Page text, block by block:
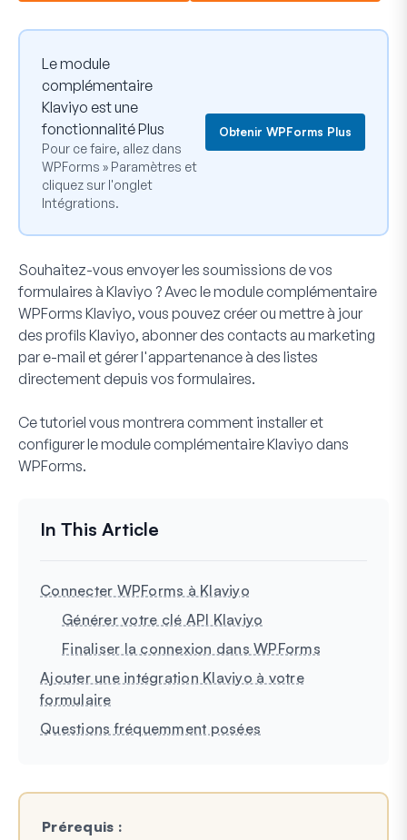
Le module
complémentaire
Klaviyo est une
fonctionnalité Plus
Pour ce faire, allez dans
WPForms » Paramètres et
cliquez sur l'onglet
Intégrations.
Obtenir WPForms Plus
Souhaitez-vous envoyer les soumissions de vos
formulaires à Klaviyo ? Avec le module complémentaire
WPForms Klaviyo, vous pouvez créer ou mettre à jour
des profils Klaviyo, abonner des contacts au marketing
par e-mail et gérer l'appartenance à des listes
directement depuis vos formulaires.
Ce tutoriel vous montrera comment installer et
configurer le module complémentaire Klaviyo dans
WPForms.
Connecter WPForms à Klaviyo
Générer votre clé API Klaviyo
Finaliser la connexion dans WPForms
Ajouter une intégration Klaviyo à votre
formulaire
Questions fréquemment posées
Prérequis :